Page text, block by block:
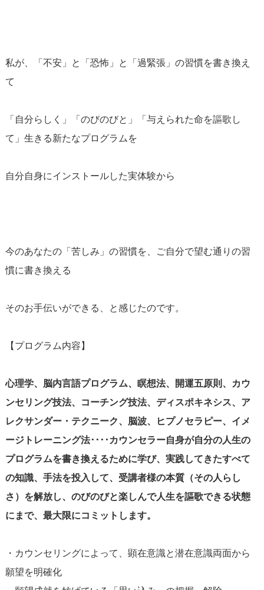
私が、「不安」と「恐怖」と「過緊張」の習慣を書き換え
て
「自分らしく」「のびのびと」「与えられた命を謳歌し
て」生きる新たなプログラムを
自分自身にインストールした実体験から
今のあなたの「苦しみ」の習慣を、ご自分で望む通りの習
慣に書き換える
そのお手伝いができる、と感じたのです。
【プログラム内容】
心理学、脳内言語プログラム、瞑想法、開運五原則、カウ
ンセリング技法、コーチング技法、ディスポキネシス、ア
レクサンダー・テクニーク、脳波、ヒプノセラピー、イメ
ージトレーニング法････カウンセラー自身が自分の人生の
プログラムを書き換えるために学び、実践してきたすべて
の知識、手法を投入して、受講者様の本質（その人らし
さ）を解放し、のびのびと楽しんで人生を謳歌できる状態
にまで、最大限にコミットします。
・カウンセリングによって、顕在意識と潜在意識両面から
願望を明確化